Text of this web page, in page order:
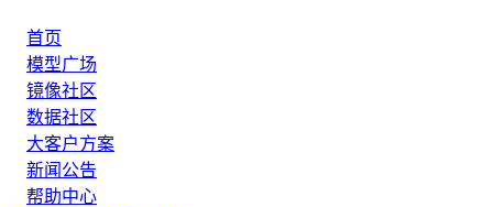
首页
模型广场
镜像社区
数据社区
大客户方案
新闻公告
帮助中心